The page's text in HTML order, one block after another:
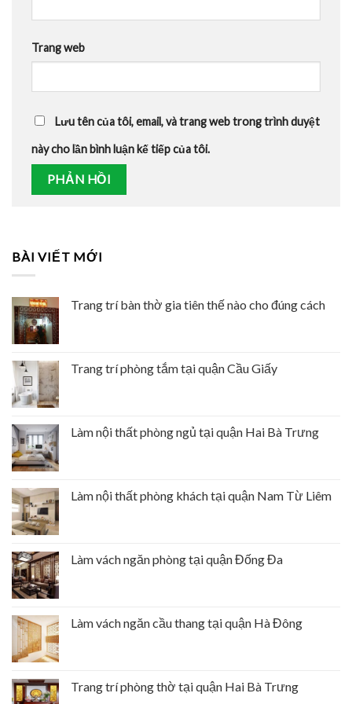
BÀI VIẾT MỚI
Trang trí bàn thờ gia tiên thế nào cho đúng cách
Trang trí phòng tắm tại quận Cầu Giấy
Làm nội thất phòng ngủ tại quận Hai Bà Trưng
Làm nội thất phòng khách tại quận Nam Từ Liêm
Làm vách ngăn phòng tại quận Đống Đa
Làm vách ngăn cầu thang tại quận Hà Đông
Trang trí phòng thờ tại quận Hai Bà Trưng
Trang web
Lưu tên của tôi, email, và trang web trong trình duyệt
này cho lần bình luận kế tiếp của tôi.